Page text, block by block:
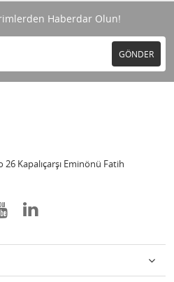
Haberdar Olun!
GÖNDER
26 Kapalıçarşı Eminönü Fatih